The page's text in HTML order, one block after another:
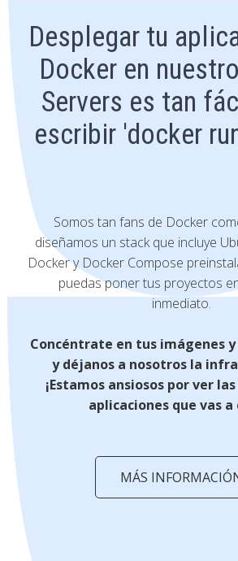
Desplegar tu
Docker en
Servers es tan
escribir 'docker
Somos tan fans de Docker
diseñamos un stack que incluye
Docker y Docker Compose
puedas poner tus proyectos
inmediato.
Concéntrate en tus imágenes
y déjanos a nosotros la
¡Estamos ansiosos por ver
aplicaciones que vas a
MÁS